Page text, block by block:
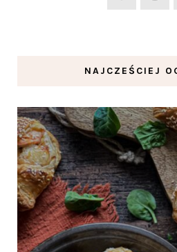
NAJCZEŚCIEJ